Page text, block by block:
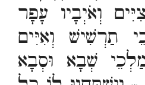
וְאֹיְבָיו עָפָר
תַרְשִׁישׁ וְאִיִּים
שְׁבָא וּסְבָא